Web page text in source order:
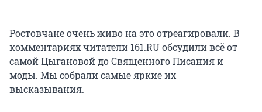
Ростовчане очень живо на это отреагировали. В
комментариях читатели 161.RU обсудили всё от
самой Цыгановой до Cвященного Писания и
моды. Мы собрали самые яркие их
высказывания.